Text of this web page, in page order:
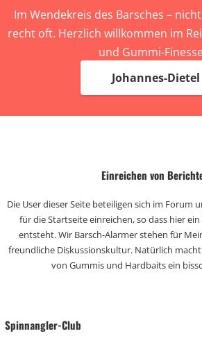
Im Wendekreis des Barsches –
recht oft. Herzlich willkommen im
und Gummi-
Johannes-Dietel
Einreichen von
Die User dieser Seite beteiligen sich im Forum
für die Startseite einreichen, so dass hier
entsteht. Wir Barsch-Alarmer stehen für
freundliche Diskussionskultur. Natürlich
von Gummis und Hardbaits ein
Spinnangler-Club